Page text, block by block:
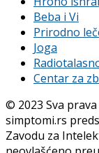
Beba i Vi
Prirodno
Joga
Centar za
© 2023 Sva
simptomi.rs
Zavodu za